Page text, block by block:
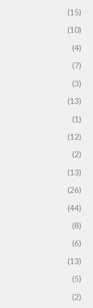
(15)
(10)
(4)
(7)
(3)
(13)
(1)
(12)
(2)
(13)
(26)
(44)
(8)
(6)
(13)
(5)
(2)